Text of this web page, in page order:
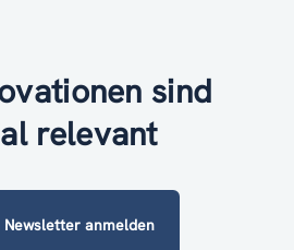
sind
relevant
Newsletter anmelden